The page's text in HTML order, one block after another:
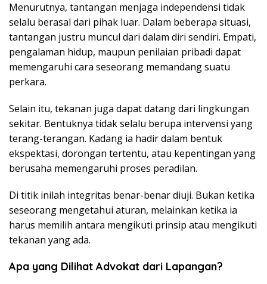
Menurutnya, tantangan menjaga independensi tidak
selalu berasal dari pihak luar. Dalam beberapa situasi,
tantangan justru muncul dari dalam diri sendiri. Empati,
pengalaman hidup, maupun penilaian pribadi dapat
memengaruhi cara seseorang memandang suatu
perkara.
Selain itu, tekanan juga dapat datang dari lingkungan
sekitar. Bentuknya tidak selalu berupa intervensi yang
terang-terangan. Kadang ia hadir dalam bentuk
ekspektasi, dorongan tertentu, atau kepentingan yang
berusaha memengaruhi proses peradilan.
Di titik inilah integritas benar-benar diuji. Bukan ketika
seseorang mengetahui aturan, melainkan ketika ia
harus memilih antara mengikuti prinsip atau mengikuti
tekanan yang ada.
Apa yang Dilihat Advokat dari Lapangan?